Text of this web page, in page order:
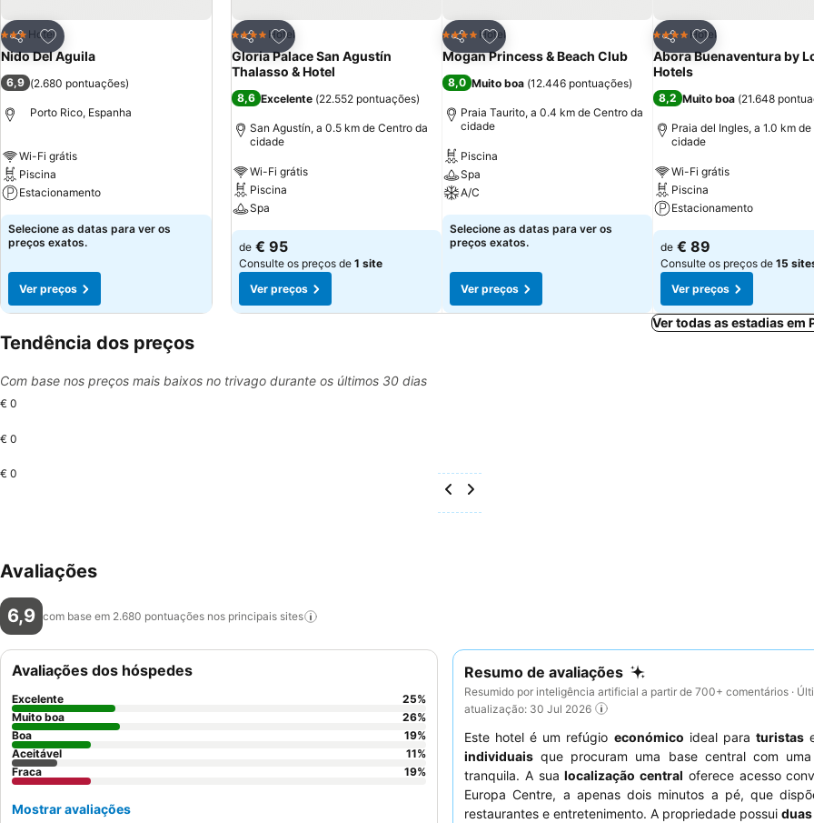
Partilhar
Adicionar aos favoritos
3 Estrelas
Hotel
Nido Del Aguila
6,9 (2.680 pontuações)
Porto Rico, Espanha
Wi-Fi grátis
Piscina
Estacionamento
Selecione as datas para ver os
preços exatos.
Ver preços
Partilhar
Adicionar aos favoritos
4 EstrelasHotel
Gloria Palace San Agustín
Thalasso & Hotel
8,6 Excelente (22.552 pontuações)
San Agustín, a 0.5 km de Centro da
cidade
Wi-Fi grátis
Piscina
Spa
de € 95
Consulte os preços de 1 site
Ver preços
Partilhar
Adicionar aos favoritos
4 EstrelasHotel
Mogan Princess & Beach Club
8,0 Muito boa (12.446 pontuações)
Praia Taurito, a 0.4 km de Centro da
cidade
Piscina
Spa
A/C
Selecione as datas para ver os
preços exatos.
Ver preços
Partilhar
Adicionar aos
4 EstrelasHotel
Abora Buenaventura by
Hotels
8,2 Muito boa (21.648
Praia del Ingles, a 1.0 km
cidade
Wi-Fi grátis
Piscina
Estacionamento
de € 89
Consulte os preços de 15
Ver preços
Ver todas as estadias em
Tendência dos preços
Com base nos preços mais baixos no trivago durante os últimos 30 dias
€ 0
€ 0
€ 0
Avaliações
6,9 com base em 2.680 pontuações nos principais sites
Resumo de avaliações
Resumido por inteligência artificial a partir de 700+ comentários ·
atualização: 30 Jul 2026
Este hotel é um refúgio económico ideal para turistas
individuais que procuram uma base central com uma
tranquila. A sualocalização central oferece acesso
Europa Centre, a apenas dois minutos a pé, que
restaurantes e entretenimento. A propriedade possui
Avaliações dos hóspedes
Excelente 25%
Muito boa
26%
Boa
19%
Aceitável
11%
Fraca
19%
Mostrar avaliações